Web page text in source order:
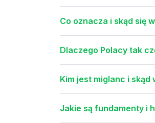
Co oznacza i skąd się
Dlaczego Polacy tak
Kim jest miglanc i skąd
Jakie są fundamenty i